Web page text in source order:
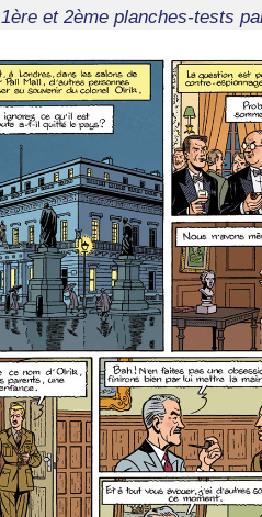
1ère et 2ème planches-tests